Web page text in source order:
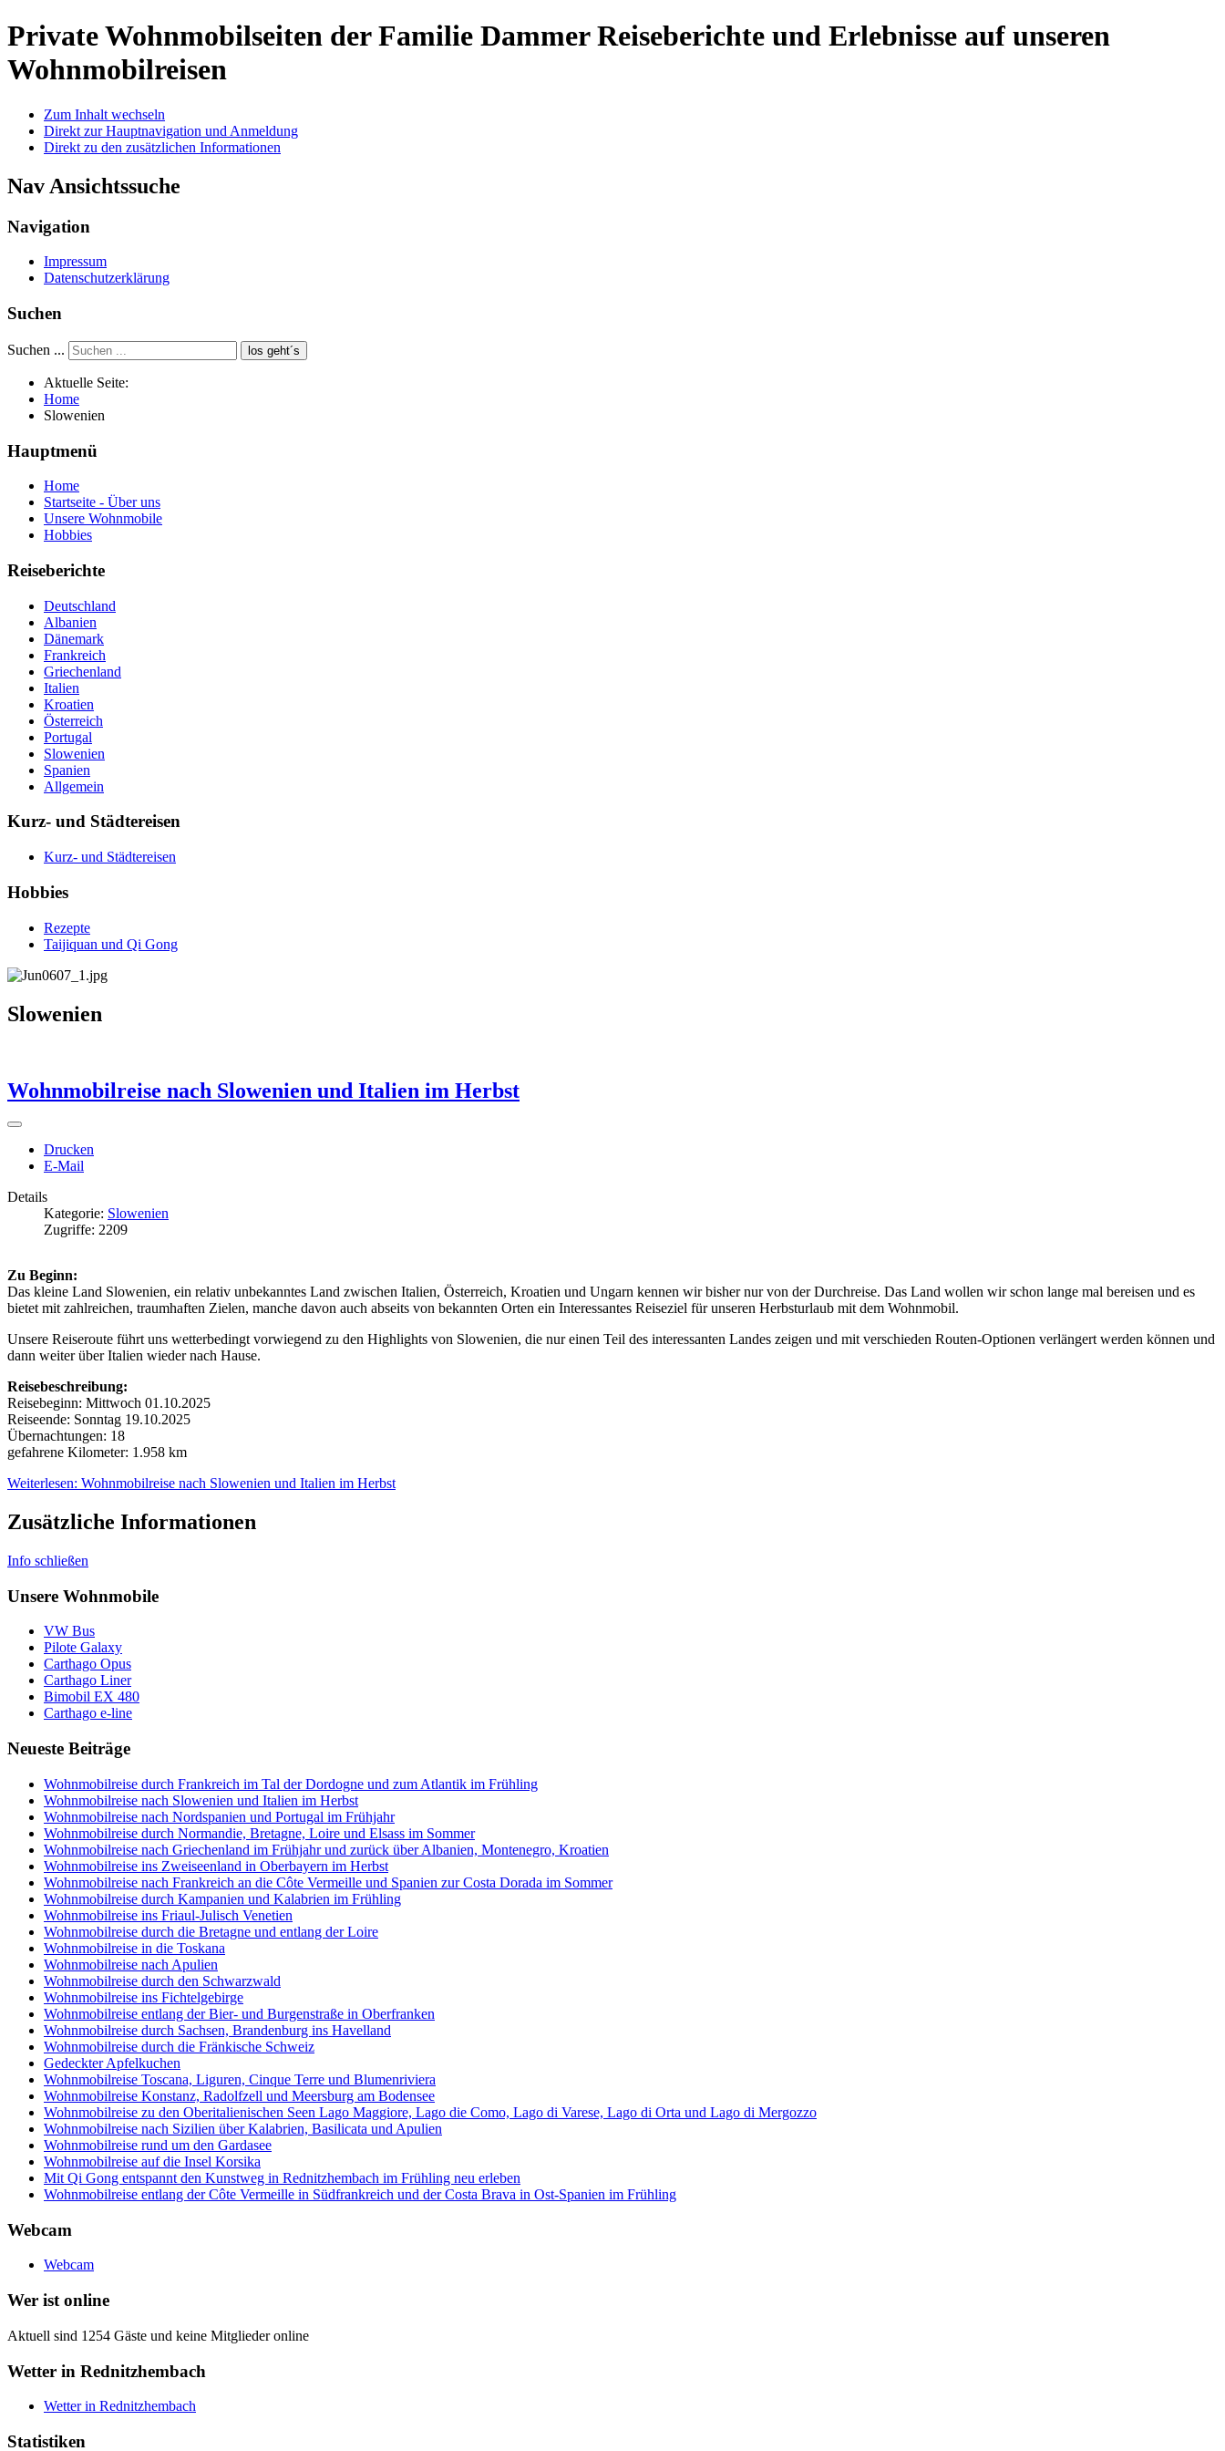
Private Wohnmobilseiten der Familie DammerReiseberichte und Erlebnisse auf unseren
Wohnmobilreisen
Zum Inhalt wechseln
Direkt zur Hauptnavigation und Anmeldung
Direkt zu den zusätzlichen Informationen
Nav Ansichtssuche
Navigation
Impressum
Datenschutzerklärung
Suchen
Suchen ... los geht´s
Aktuelle Seite:
Home
Slowenien
Hauptmenü
Home
Startseite - Über uns
Unsere Wohnmobile
Hobbies
Reiseberichte
Deutschland
Albanien
Dänemark
Frankreich
Griechenland
Italien
Kroatien
Österreich
Portugal
Slowenien
Spanien
Allgemein
Kurz- und Städtereisen
Kurz- und Städtereisen
Hobbies
Rezepte
Taijiquan und Qi Gong
Slowenien
Wohnmobilreise nach Slowenien und Italien im Herbst
Drucken
E-Mail
Details
Kategorie: Slowenien
Zugriffe: 2209
Zu Beginn:
Das kleine Land Slowenien, ein relativ unbekanntes Land zwischen Italien, Österreich, Kroatien und Ungarn kennen wir bisher nur von der Durchreise. Das Land wollen wir schon lange mal bereisen und es
bietet mit zahlreichen, traumhaften Zielen, manche davon auch abseits von bekannten Orten ein Interessantes Reiseziel für unseren Herbsturlaub mit dem Wohnmobil.
Unsere Reiseroute führt uns wetterbedingt vorwiegend zu den Highlights von Slowenien, die nur einen Teil des interessanten Landes zeigen und mit verschieden Routen-Optionen verlängert werden können und
dann weiter über Italien wieder nach Hause.
Reisebeschreibung:
Reisebeginn: Mittwoch 01.10.2025
Reiseende: Sonntag 19.10.2025
Übernachtungen: 18
gefahrene Kilometer: 1.958 km
Weiterlesen: Wohnmobilreise nach Slowenien und Italien im Herbst
Zusätzliche Informationen
Info schließen
Unsere Wohnmobile
VW Bus
Pilote Galaxy
Carthago Opus
Carthago Liner
Bimobil EX 480
Carthago e-line
Neueste Beiträge
Wohnmobilreise durch Frankreich im Tal der Dordogne und zum Atlantik im Frühling
Wohnmobilreise nach Slowenien und Italien im Herbst
Wohnmobilreise nach Nordspanien und Portugal im Frühjahr
Wohnmobilreise durch Normandie, Bretagne, Loire und Elsass im Sommer
Wohnmobilreise nach Griechenland im Frühjahr und zurück über Albanien, Montenegro, Kroatien
Wohnmobilreise ins Zweiseenland in Oberbayern im Herbst
Wohnmobilreise nach Frankreich an die Côte Vermeille und Spanien zur Costa Dorada im Sommer
Wohnmobilreise durch Kampanien und Kalabrien im Frühling
Wohnmobilreise ins Friaul-Julisch Venetien
Wohnmobilreise durch die Bretagne und entlang der Loire
Wohnmobilreise in die Toskana
Wohnmobilreise nach Apulien
Wohnmobilreise durch den Schwarzwald
Wohnmobilreise ins Fichtelgebirge
Wohnmobilreise entlang der Bier- und Burgenstraße in Oberfranken
Wohnmobilreise durch Sachsen, Brandenburg ins Havelland
Wohnmobilreise durch die Fränkische Schweiz
Gedeckter Apfelkuchen
Wohnmobilreise Toscana, Liguren, Cinque Terre und Blumenriviera
Wohnmobilreise Konstanz, Radolfzell und Meersburg am Bodensee
Wohnmobilreise zu den Oberitalienischen Seen Lago Maggiore, Lago die Como, Lago di Varese, Lago di Orta und Lago di Mergozzo
Wohnmobilreise nach Sizilien über Kalabrien, Basilicata und Apulien
Wohnmobilreise rund um den Gardasee
Wohnmobilreise auf die Insel Korsika
Mit Qi Gong entspannt den Kunstweg in Rednitzhembach im Frühling neu erleben
Wohnmobilreise entlang der Côte Vermeille in Südfrankreich und der Costa Brava in Ost-Spanien im Frühling
Webcam
Webcam
Wer ist online
Aktuell sind 1254 Gäste und keine Mitglieder online
Wetter in Rednitzhembach
Wetter in Rednitzhembach
Statistiken